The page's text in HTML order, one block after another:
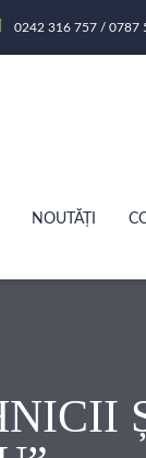
0242 316 757 / 0787
NOUTĂȚI